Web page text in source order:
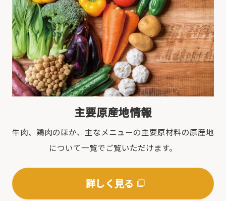
主要原産地情報
牛肉、鶏肉のほか、主なメニューの主要原材料の原産地
について一覧でご覧いただけます。
詳しく見る